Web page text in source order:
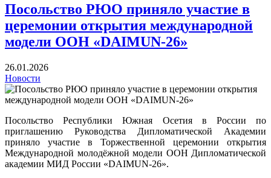
Посольство РЮО приняло участие в
церемонии открытия международной
модели ООН «DAIMUN-26»
26.01.2026
Новости
Посольство Республики Южная Осетия в России по
приглашению Руководства Дипломатической Академии
приняло участие в Торжественной церемонии открытия
Международной молодёжной модели ООН Дипломатической
академии МИД России «DAIMUN-26».